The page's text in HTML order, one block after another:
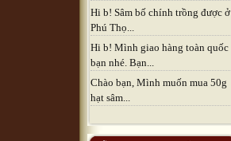
Hi b! Sâm bố chính trồng được ở
Phú Thọ...
Hi b! Mình giao hàng toàn quốc
bạn nhé. Bạn...
Chào bạn, Mình muốn mua 50g
hạt sâm...